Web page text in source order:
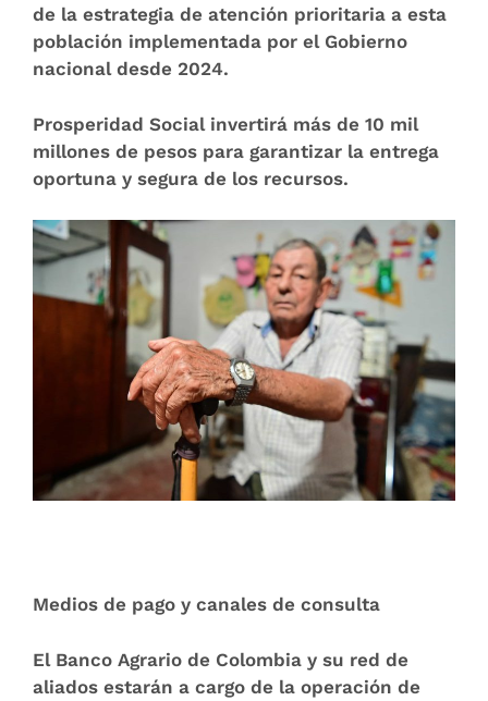
de la estrategia de atención prioritaria a esta
población implementada por el Gobierno
nacional desde 2024.
Prosperidad Social invertirá más de 10 mil
millones de pesos para garantizar la entrega
oportuna y segura de los recursos.
Medios de pago y canales de consulta
El Banco Agrario de Colombia y su red de
aliados estarán a cargo de la operación de